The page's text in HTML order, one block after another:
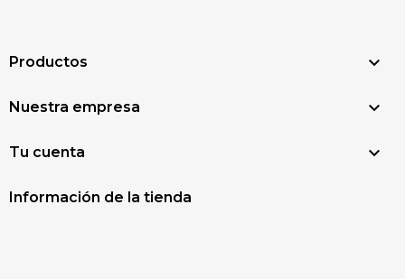
Productos 
Nuestra empresa 
Tu cuenta 
Información de la tienda